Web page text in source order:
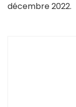
décembre 2022.